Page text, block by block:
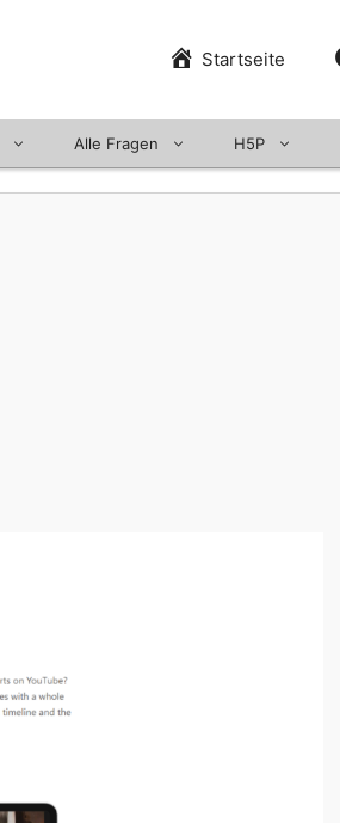
Startseite
Alle Fragen H5P